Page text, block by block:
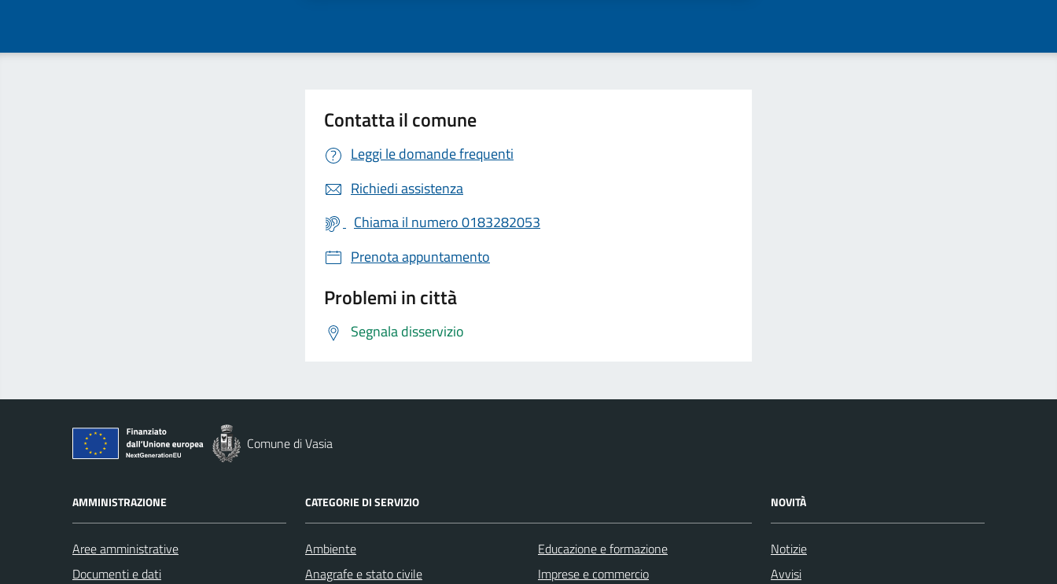
Contatta il comune
Leggi le domande frequenti
Richiedi assistenza
Chiama il numero 0183282053
Prenota appuntamento
Problemi in città
Segnala disservizio
Comune di Vasia
AMMINISTRAZIONE
Aree amministrative
Documenti e dati
CATEGORIE DI SERVIZIO
Ambiente
Anagrafe e stato civile
Educazione e formazione
Imprese e commercio
NOVITÀ
Notizie
Avvisi